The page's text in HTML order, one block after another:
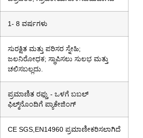
1- 8 ವರ್ಷಗಳು
ಸುರಕ್ಷಿತ ಮತ್ತು ಪರಿಸರ ಸ್ನೇಹಿ;
ಜಲನಿರೋಧಕ; ಸ್ಥಾಪಿಸಲು ಸುಲಭ ಮತ್ತು
ಚಲಿಸಬಲ್ಲದು.
ಪ್ರಮಾಣಿತ ರಫ್ತು - ಒಳಗೆ ಬಬಲ್
ಫಿಲ್ಮ್‌ನೊಂದಿಗೆ ಪ್ಯಾಕೇಜಿಂಗ್
CE SGS,EN14960 ಪ್ರಮಾಣೀಕರಿಸಲಾಗಿದೆ